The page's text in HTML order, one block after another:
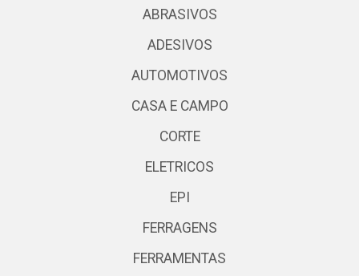
ABRASIVOS
ADESIVOS
AUTOMOTIVOS
CASA E CAMPO
CORTE
ELETRICOS
EPI
FERRAGENS
FERRAMENTAS